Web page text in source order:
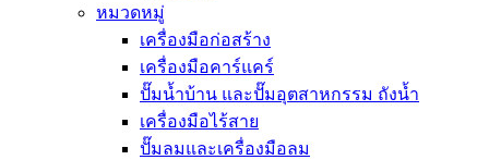
หมวดหมู่
เครื่องมือก่อสร้าง
เครื่องมือคาร์แคร์
ปั๊มน้ำบ้าน และปั๊มอุตสาหกรรม ถังน้ำ
เครื่องมือไร้สาย
ปั๊มลมและเครื่องมือลม